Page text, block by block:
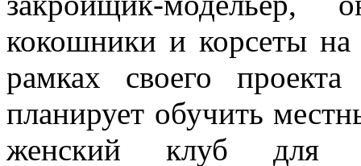
кокошники и корсеты
рамках своего
планирует обучить
женский клуб для